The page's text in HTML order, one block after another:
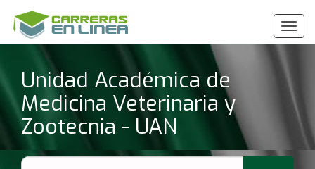
Ver
Menú
Unidad Académica de
Medicina Veterinaria y
Zootecnia - UAN